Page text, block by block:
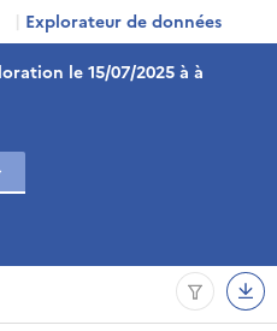
| Explorateur de données
le 15/07/2025 à à